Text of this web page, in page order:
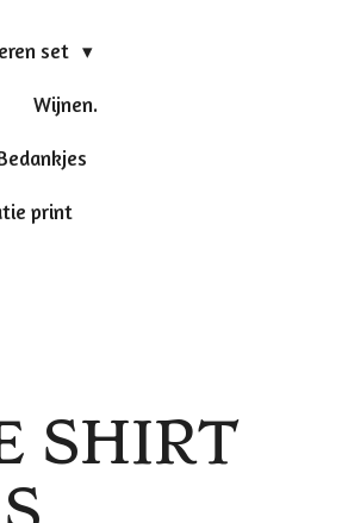
set
Wijnen.
print
SHIRT